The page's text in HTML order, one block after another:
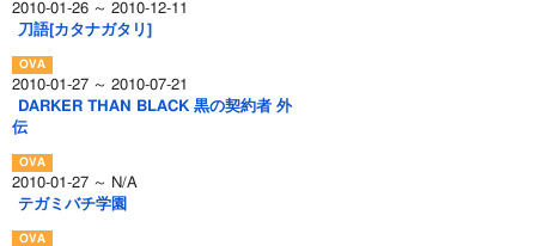
2010-01-26 ～ 2010-12-11
刀語[カタナガタリ]
2010-01-27 ～ 2010-07-21
DARKER THAN BLACK 黒の契約者 外
伝
2010-01-27 ～ N/A
テガミバチ学園